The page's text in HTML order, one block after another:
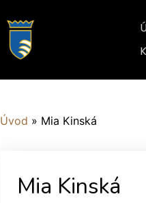
Úvod » Mia Kinská
Mia Kinská